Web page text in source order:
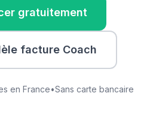
gratuitement
facture Coach
en France•Sans carte bancaire